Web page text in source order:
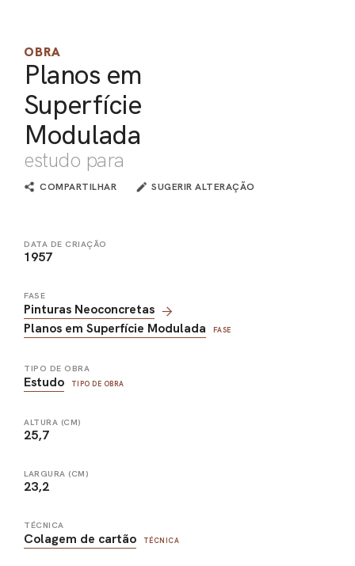
OBRA
Planos em
Superfície
Modulada
estudo para
COMPARTILHAR SUGERIR ALTERAÇÃO
DATA DE CRIAÇÃO
1957
FASE
Pinturas Neoconcretas
Planos em Superfície Modulada
FASE
TIPO DE OBRA
Estudo TIPO DE OBRA
ALTURA (CM)
25,7
LARGURA (CM)
23,2
TÉCNICA
Colagem de cartão TÉCNICA